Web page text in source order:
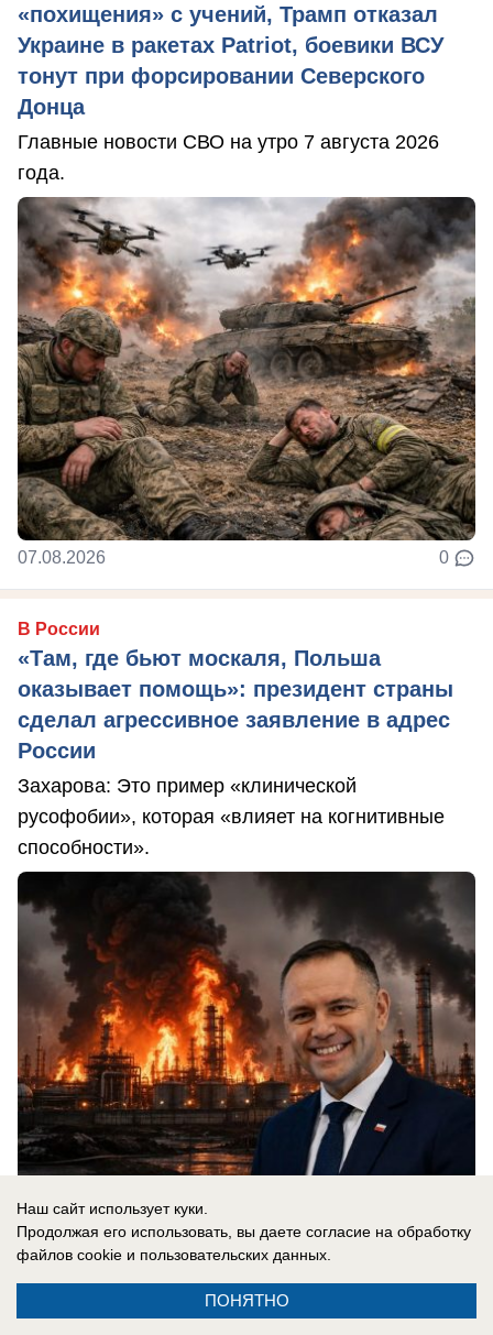
«похищения» с учений, Трамп отказал
Украине в ракетах Patriot, боевики ВСУ
тонут при форсировании Северского
Донца
Главные новости СВО на утро 7 августа 2026
года.
07.08.2026 0
В России
«Там, где бьют москаля, Польша
оказывает помощь»: президент страны
сделал агрессивное заявление в адрес
России
Захарова: Это пример «клинической
русофобии», которая «влияет на когнитивные
способности».
07.08.2026 0
Наш сайт использует куки.
Продолжая его использовать, вы даете согласие на обработку
файлов cookie и пользовательских данных.
ПОНЯТНО